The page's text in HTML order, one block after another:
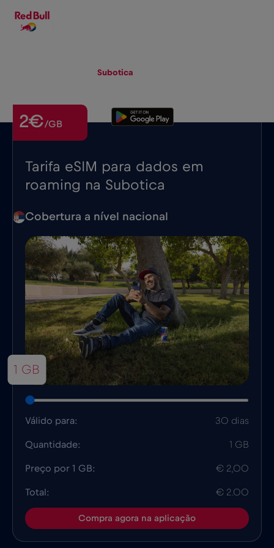
Subotica
Tarifa eSIM para dados em
roaming na Subotica
2€/GB
Cobertura a nível nacional
1 GB
Válido para: 30 dias
Quantidade: 1 GB
Preço por 1 GB: € 2,00
Total: € 2.00
Compra agora na aplicação